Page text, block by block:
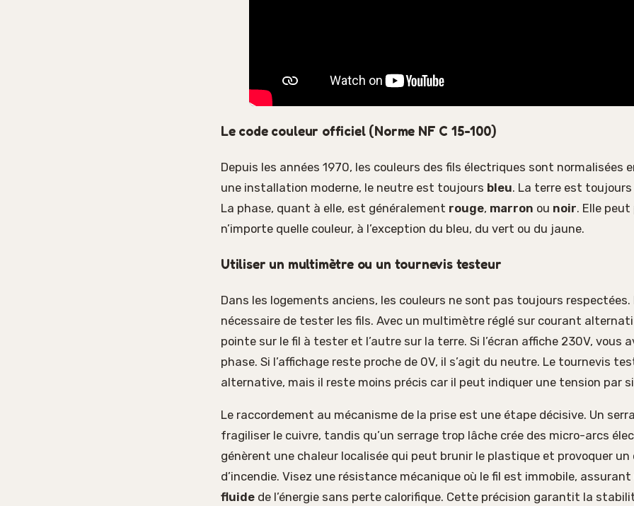
Le code couleur officiel (Norme NF C 15-100)
Depuis les années 1970, les couleurs des fils électriques sont normalisées
une installation moderne, le neutre est toujours bleu. La terre est toujours
La phase, quant à elle, est généralement rouge, marron ou noir. Elle
n’importe quelle couleur, à l’exception du bleu, du vert ou du jaune.
Utiliser un multimètre ou un tournevis testeur
Dans les logements anciens, les couleurs ne sont pas toujours respectées.
nécessaire de tester les fils. Avec un multimètre réglé sur courant
pointe sur le fil à tester et l’autre sur la terre. Si l’écran affiche 230V, vous
phase. Si l’affichage reste proche de 0V, il s’agit du neutre. Le tournevis
alternative, mais il reste moins précis car il peut indiquer une tension par
Le raccordement au mécanisme de la prise est une étape décisive. Un
fragiliser le cuivre, tandis qu’un serrage trop lâche crée des micro-arcs
génèrent une chaleur localisée qui peut brunir le plastique et provoquer un
d’incendie. Visez une résistance mécanique où le fil est immobile, assurant
fluide de l’énergie sans perte calorifique. Cette précision garantit la